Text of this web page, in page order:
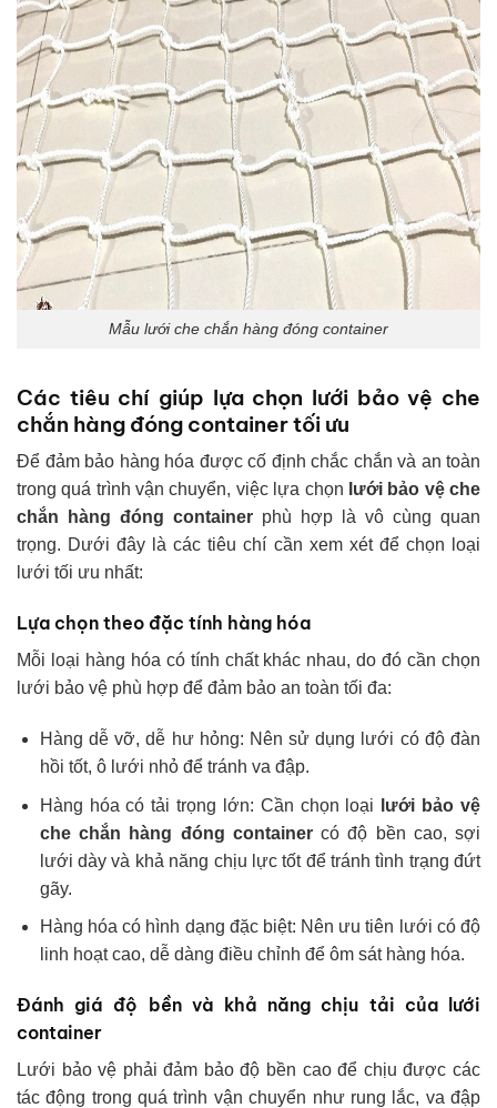
Mẫu lưới che chắn hàng đóng container
Các tiêu chí giúp lựa chọn lưới bảo vệ che
chắn hàng đóng container tối ưu
Để đảm bảo hàng hóa được cố định chắc chắn và an toàn
trong quá trình vận chuyển, việc lựa chọn lưới bảo vệ che
chắn hàng đóng container phù hợp là vô cùng quan
trọng. Dưới đây là các tiêu chí cần xem xét để chọn loại
lưới tối ưu nhất:
Lựa chọn theo đặc tính hàng hóa
Mỗi loại hàng hóa có tính chất khác nhau, do đó cần chọn
lưới bảo vệ phù hợp để đảm bảo an toàn tối đa:
Hàng dễ vỡ, dễ hư hỏng: Nên sử dụng lưới có độ đàn
hồi tốt, ô lưới nhỏ để tránh va đập.
Hàng hóa có tải trọng lớn: Cần chọn loại
lưới bảo vệ
che chắn hàng đóng containercó độ bền cao, sợi
lưới dày và khả năng chịu lực tốt để tránh tình trạng đứt
gãy.
Hàng hóa có hình dạng đặc biệt: Nên ưu tiên lưới có độ
linh hoạt cao, dễ dàng điều chỉnh để ôm sát hàng hóa.
Đánh giá độ bền và khả năng chịu tải của lưới
container
Lưới bảo vệ phải đảm bảo độ bền cao để chịu được các
tác động trong quá trình vận chuyển như rung lắc, va đập